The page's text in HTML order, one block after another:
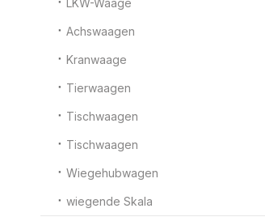
Achswaagen
Kranwaage
Tierwaagen
Tischwaagen
Tischwaagen
Wiegehubwagen
wiegende Skala